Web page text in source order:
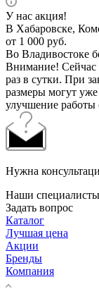
У нас акция!
В Хабаровске,
от 1 000 руб.
Во Владивостоке
Внимание! Сейчас
раз в сутки. При
размеры могут
улучшение работы
Нужна
Наши
Задать вопрос
Каталог
Лучшая цена
Акции
Бренды
Компания